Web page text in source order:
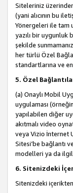
Siteleriniz
(yani alıcının bu
Yönergeleri ile tam
yazılı bir uygunluk
şekilde
her türlü Özel
standartlarına ve
5. Özel
(a) Onaylı Mobil
uygulaması
yapılabilen diğer
akıtmalı video
veya Vizio İnternet
Sitesi’be bağlantı
modelleri ya da
6. Sitenizdeki
Sitenizdeki içerikten